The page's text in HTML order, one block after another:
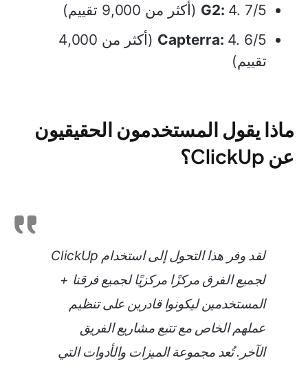
G2: 4. 7/5 (أكثر من 9,000 تقييم)
Capterra:
4. 6/5 (أكثر من 4,000
تقييم)
ماذا يقول المستخدمون الحقيقيون
عن ClickUp؟
لقد وفر هذا التحول إلى استخدام ClickUp
لجميع الفرق مركزًا مركزيًا لجميع فرقنا +
المستخدمين ليكونوا قادرين على تنظيم
عملهم الخاص مع تتبع مشاريع الفريق
الآخر. تُعد مجموعة الميزات والأدوات التي